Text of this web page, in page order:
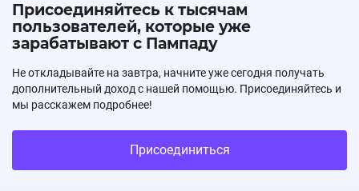
Присоединяйтесь к тысячам
пользователей, которые уже
зарабатывают с Пампаду
Не откладывайте на завтра, начните уже сегодня получать
дополнительный доход с нашей помощью. Присоединяйтесь и
мы расскажем подробнее!
Присоединиться